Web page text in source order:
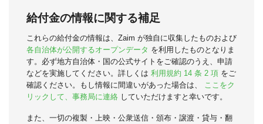
給付金の情報に関する補足
これらの給付金の情報は、Zaim が独自に収集したものおよび
各自治体が公開するオープンデータ を利用したものとなりま
す。必ず地方自治体・国の公式サイトをご確認のうえ、申請
などを実施してください。詳しくは 利用規約 14 条 2 項 をご
確認ください。もし情報に間違いがあった場合は、
ここをク
リックして、事務局に連絡 していただけますと幸いです。
また、一切の複製・上映・公衆送信・頒布・譲渡・貸与・翻